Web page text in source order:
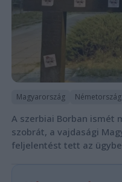
Magyarország Németország
A szerbiai Borban ismét
szobrát, a vajdasági
feljelentést tett az